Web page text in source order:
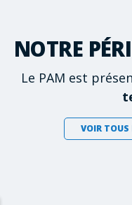
NOTRE
Le PAM est
VOIR TOUS